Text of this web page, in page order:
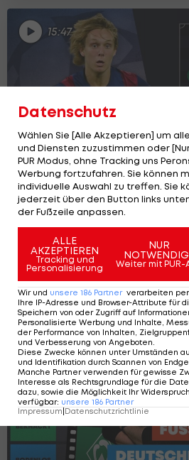
15:47
Die jüngste Champions-
Champions League
21:55
Datenschutz
Wählen Sie [Alle Akzeptieren] um
und Diensten zuzustimmen oder
PUR Modus, ohne Tracking uns
Werbung fortzufahren. Sie können
individuelle Auswahl zu treffen. Sie
jederzeit über den Button links
der Fußzeile anpassen.
ALLE
AKZEPTIEREN
Tracking und
Personalisierung
NUR
Weiter mit PUR-
Wir und unsere 186 Partner verarbeiten
Ihre IP-Adresse und Browser-Attribute für
Speichern von oder Zugriff auf
Personalisierte Werbung und Inhalte,
der Performance von Inhalten,
und Verbesserung von Angeboten.
Diese Zwecke können unter Umständen
und Identifikation durch Scannen von
Manche Partner verwenden für gewisse
Interesse als Rechtsgrundlage für die
dazu, sowie die Möglichkeit Ihr
verfügbar: unsere 186 Partner
Impressum Datenschutzrichtlinie